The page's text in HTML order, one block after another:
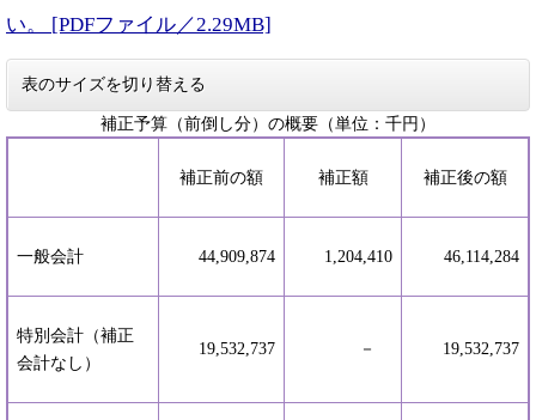
い。 [PDFファイル／2.29MB]
表のサイズを切り替える
補正予算（前倒し分）の概要（単位：千円）
補正前の額 補正額 補正後の額
一般会計 44,909,874 1,204,410 46,114,284
特別会計（補正
会計なし）
19,532,737 － 19,532,737